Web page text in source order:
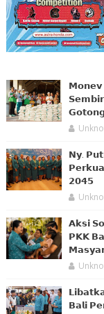
𝗠𝗼𝗻𝗲𝘃
𝗡𝘆.
𝟮𝟬𝟰𝟱
𝗔𝗸𝘀𝗶
𝗣𝗞𝗞
𝗕𝗮𝗹𝗶